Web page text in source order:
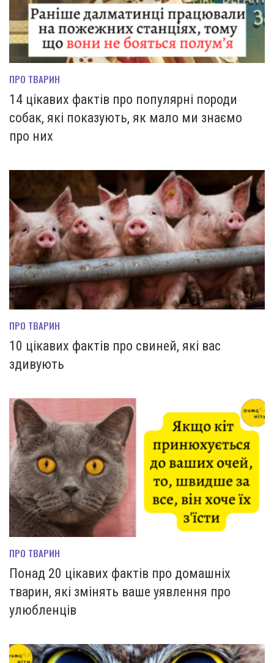
ПРО ТВАРИН
14 цікавих фактів про популярні породи
собак, які показують, як мало ми знаємо
про них
ПРО ТВАРИН
10 цікавих фактів про свиней, які вас
здивують
ПРО ТВАРИН
Понад 20 цікавих фактів про домашніх
тварин, які змінять ваше уявлення про
улюбленців